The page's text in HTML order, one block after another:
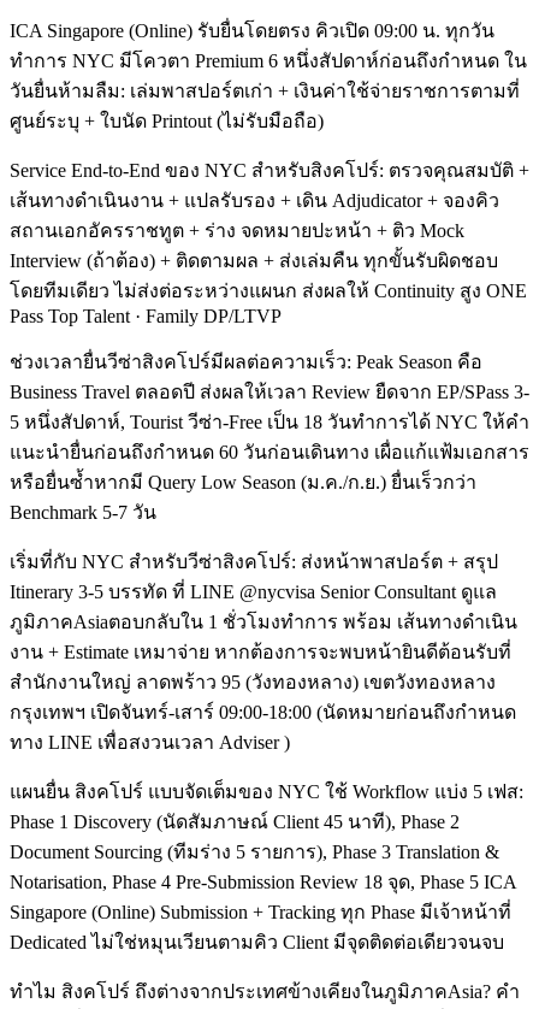
ICA Singapore (Online) รับยื่นโดยตรง คิวเปิด 09:00 น. ทุกวัน
ทำการ NYC มีโควตา Premium 6 หนึ่งสัปดาห์ก่อนถึงกำหนด ใน
วันยื่นห้ามลืม: เล่มพาสปอร์ตเก่า + เงินค่าใช้จ่ายราชการตามที่
ศูนย์ระบุ + ใบนัด Printout (ไม่รับมือถือ)
Service End-to-End ของ NYC สำหรับสิงคโปร์: ตรวจคุณสมบัติ +
เส้นทางดำเนินงาน + แปลรับรอง + เดิน Adjudicator + จองคิว
สถานเอกอัครราชทูต + ร่าง จดหมายปะหน้า + ติว Mock
Interview (ถ้าต้อง) + ติดตามผล + ส่งเล่มคืน ทุกขั้นรับผิดชอบ
โดยทีมเดียว ไม่ส่งต่อระหว่างแผนก ส่งผลให้ Continuity สูง ONE
Pass Top Talent · Family DP/LTVP
ช่วงเวลายื่นวีซ่าสิงคโปร์มีผลต่อความเร็ว: Peak Season คือ
Business Travel ตลอดปี ส่งผลให้เวลา Review ยืดจาก EP/SPass 3-
5 หนึ่งสัปดาห์, Tourist วีซ่า-Free เป็น 18 วันทำการได้ NYC ให้คำ
แนะนำยื่นก่อนถึงกำหนด 60 วันก่อนเดินทาง เผื่อแก้แฟ้มเอกสาร
หรือยื่นซ้ำหากมี Query Low Season (ม.ค./ก.ย.) ยื่นเร็วกว่า
Benchmark 5-7 วัน
เริ่มที่กับ NYC สำหรับวีซ่าสิงคโปร์: ส่งหน้าพาสปอร์ต + สรุป
Itinerary 3-5 บรรทัด ที่ LINE @nycvisa Senior Consultant ดูแล
ภูมิภาคAsiaตอบกลับใน 1 ชั่วโมงทำการ พร้อม เส้นทางดำเนิน
งาน + Estimate เหมาจ่าย หากต้องการจะพบหน้ายินดีต้อนรับที่
สำนักงานใหญ่ ลาดพร้าว 95 (วังทองหลาง) เขตวังทองหลาง
กรุงเทพฯ เปิดจันทร์-เสาร์ 09:00-18:00 (นัดหมายก่อนถึงกำหนด
ทาง LINE เพื่อสงวนเวลา Adviser )
แผนยื่น สิงคโปร์ แบบจัดเต็มของ NYC ใช้ Workflow แบ่ง 5 เฟส:
Phase 1 Discovery (นัดสัมภาษณ์ Client 45 นาที), Phase 2
Document Sourcing (ทีมร่าง 5 รายการ), Phase 3 Translation &
Notarisation, Phase 4 Pre-Submission Review 18 จุด, Phase 5 ICA
Singapore (Online) Submission + Tracking ทุก Phase มีเจ้าหน้าที่
Dedicated ไม่ใช่หมุนเวียนตามคิว Client มีจุดติดต่อเดียวจนจบ
ทำไม สิงคโปร์ ถึงต่างจากประเทศข้างเคียงในภูมิภาคAsia? คำ